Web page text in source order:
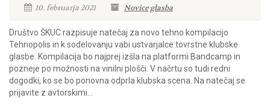
10. februarja 2021 Novice glasba
Društvo ŠKUC razpisuje natečaj za novo tehno kompilacijo
Tehnopolis in k sodelovanju vabi ustvarjalce tovrstne klubske
glasbe. Kompilacija bo najprej izšla na platformi Bandcamp in
pozneje po možnosti na vinilni plošči. V načrtu so tudi redni
dogodki, ko se bo ponovna odprla klubska scena. Na natečaj se
prijavite z avtorskimi...